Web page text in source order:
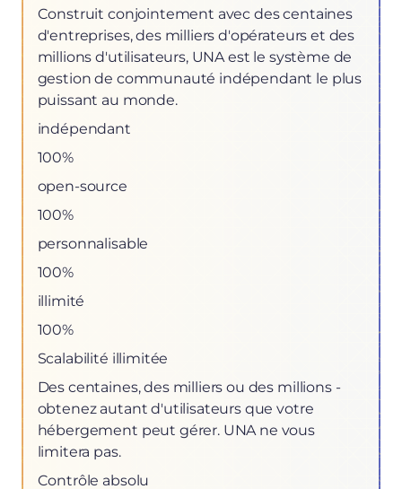
Construit conjointement avec des centaines
d'entreprises, des milliers d'opérateurs et des
millions d'utilisateurs, UNA est le système de
gestion de communauté indépendant le plus
puissant au monde.
indépendant
100%
open-source
100%
personnalisable
100%
illimité
100%
Scalabilité illimitée
Des centaines, des milliers ou des millions -
obtenez autant d'utilisateurs que votre
hébergement peut gérer. UNA ne vous
limitera pas.
Contrôle absolu